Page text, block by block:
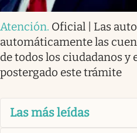
Atención. Oficial | Las
automáticamente las
de todos los ciudadanos y
postergado este trámite
Las más leídas